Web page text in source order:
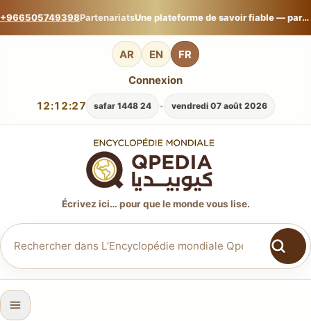
+966505749398Partenariats Une plateforme de savoir fiable — partagez votre expertise sur L’Encyclopédie mondiale Qpedia.
AR EN FR
12:12:28 vendredi 07 août 2026
-
24 safar 1448
Connexion
Écrivez ici… pour que le monde vous lise.